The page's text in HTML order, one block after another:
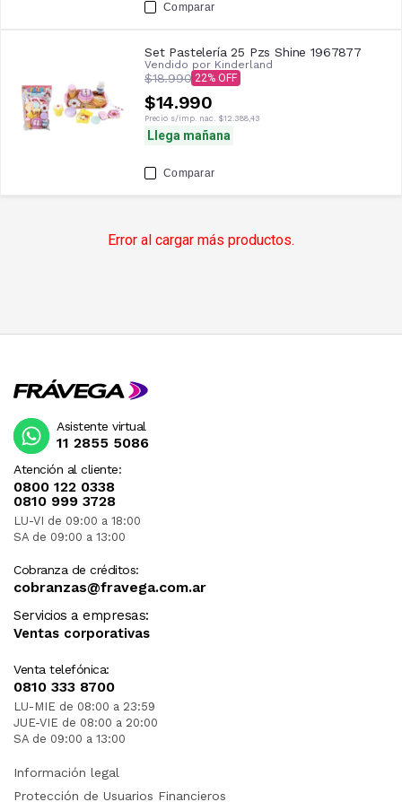
Comparar
Set Pastelería 25 Pzs Shine 1967877
Vendido por Kinderland
$18.990 22
$14.990
Precio s/imp. nac. $12.388,43
Llega mañana
Comparar
Error al cargar más productos.
Atención al cliente:
0800 122 0338
0810 999 3728
LU-VI de 09:00 a 18:00
SA de 09:00 a 13:00
Cobranza de créditos:
cobranzas@fravega.com.ar
Servicios a empresas:
Ventas corporativas
Venta telefónica:
0810 333 8700
LU-MIE de 08:00 a 23:59
JUE-VIE de 08:00 a 20:00
SA de 09:00 a 13:00
Asistente virtual
11 2855 5086
Información legal
Protección de Usuarios Financieros